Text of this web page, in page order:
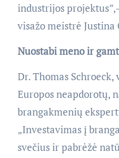
industrijos
visažo meistrė
Nuostabi meno ir
Dr. Thomas
Europos neapdorotų,
brangakmenių
„Investavimas į
svečius ir pabrėžė